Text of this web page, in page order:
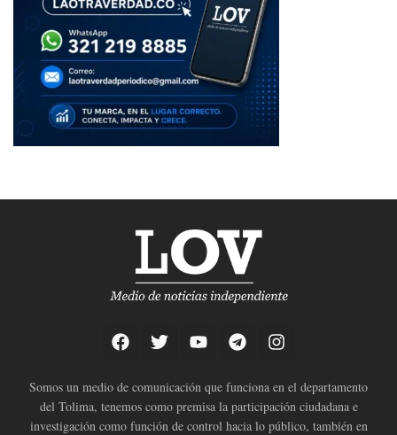
Somos un medio de comunicación que funciona en el departamento
del Tolima, tenemos como premisa la participación ciudadana e
investigación como función de control hacia lo público, también en